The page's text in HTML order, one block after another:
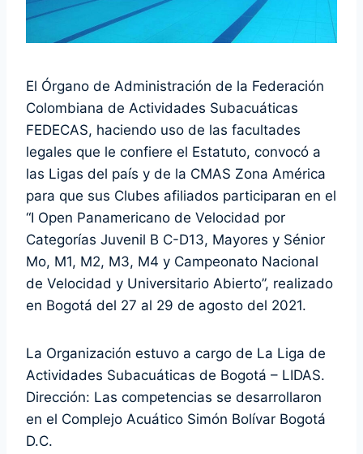
El Órgano de Administración de la Federación
Colombiana de Actividades Subacuáticas
FEDECAS, haciendo uso de las facultades
legales que le confiere el Estatuto, convocó a
las Ligas del país y de la CMAS Zona América
para que sus Clubes afiliados participaran en el
“I Open Panamericano de Velocidad por
Categorías Juvenil B C-D13, Mayores y Sénior
Mo, M1, M2, M3, M4 y Campeonato Nacional
de Velocidad y Universitario Abierto”, realizado
en Bogotá del 27 al 29 de agosto del 2021.
La Organización estuvo a cargo de La Liga de
Actividades Subacuáticas de Bogotá – LIDAS.
Dirección: Las competencias se desarrollaron
en el Complejo Acuático Simón Bolívar Bogotá
D.C.